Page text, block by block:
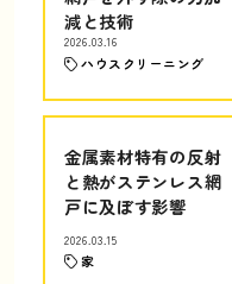
減と技術
2026.03.16
ハウスクリーニング
金属素材特有の反射
と熱がステンレス網
戸に及ぼす影響
2026.03.15
家